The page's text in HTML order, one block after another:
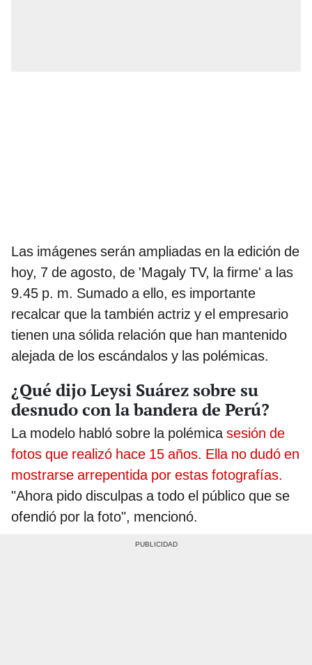
Las imágenes serán ampliadas en la edición de
hoy, 7 de agosto, de 'Magaly TV, la firme' a las
9.45 p. m. Sumado a ello, es importante
recalcar que la también actriz y el empresario
tienen una sólida relación que han mantenido
alejada de los escándalos y las polémicas.
¿Qué dijo Leysi Suárez sobre su
desnudo con la bandera de Perú?
La modelo habló sobre la polémicasesión de
fotos que realizó hace 15 años. Ella no dudó en
mostrarse arrepentida por estas fotografías.
"Ahora pido disculpas a todo el público que se
ofendió por la foto", mencionó.